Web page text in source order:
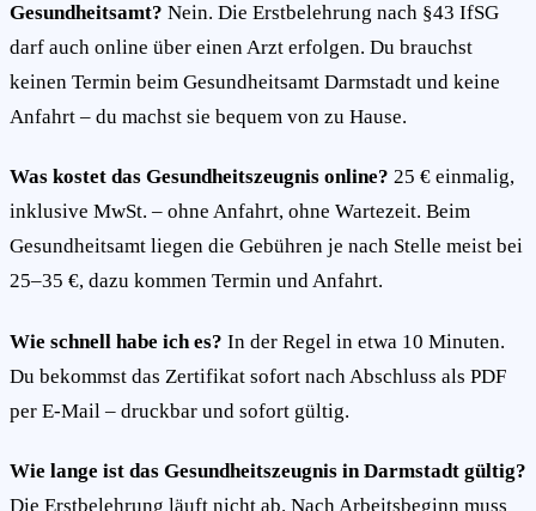
Gesundheitsamt? Nein. Die Erstbelehrung nach §43 IfSG
darf auch online über einen Arzt erfolgen. Du brauchst
keinen Termin beim Gesundheitsamt Darmstadt und keine
Anfahrt – du machst sie bequem von zu Hause.
Was kostet das Gesundheitszeugnis online? 25 € einmalig,
inklusive MwSt. – ohne Anfahrt, ohne Wartezeit. Beim
Gesundheitsamt liegen die Gebühren je nach Stelle meist bei
25–35 €, dazu kommen Termin und Anfahrt.
Wie schnell habe ich es? In der Regel in etwa 10 Minuten.
Du bekommst das Zertifikat sofort nach Abschluss als PDF
per E-Mail – druckbar und sofort gültig.
Wie lange ist das Gesundheitszeugnis in Darmstadt gültig?
Die Erstbelehrung läuft nicht ab. Nach Arbeitsbeginn muss